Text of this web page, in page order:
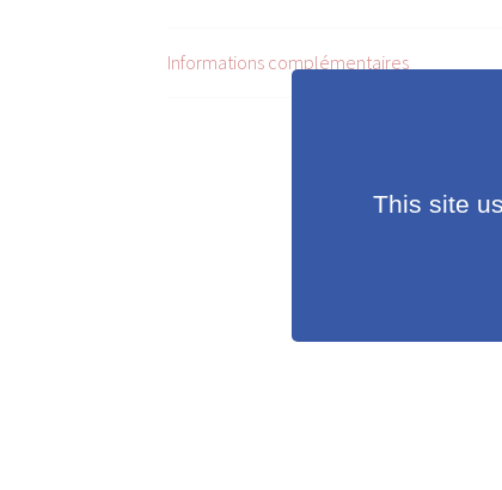
Informations complémentaires
This site